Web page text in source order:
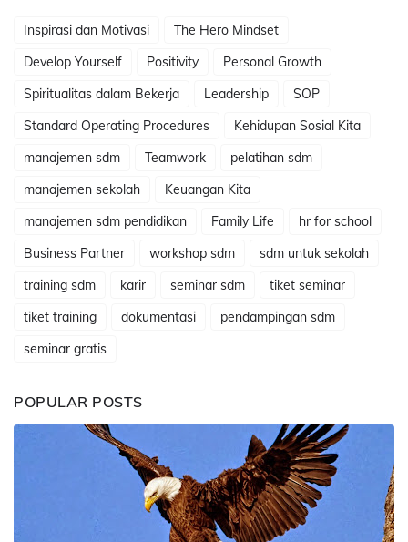
Inspirasi dan Motivasi
The Hero Mindset
Develop Yourself
Positivity
Personal Growth
Spiritualitas dalam Bekerja
Leadership
SOP
Standard Operating Procedures
Kehidupan Sosial Kita
manajemen sdm
Teamwork
pelatihan sdm
manajemen sekolah
Keuangan Kita
manajemen sdm pendidikan
Family Life
hr for school
Business Partner
workshop sdm
sdm untuk sekolah
training sdm
karir seminar sdm
tiket seminar
tiket training
dokumentasi
pendampingan sdm
seminar gratis
POPULAR POSTS